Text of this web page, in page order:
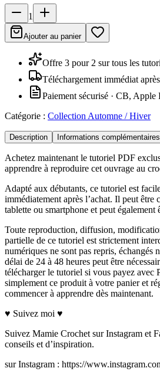
1
Ajouter au panier
Offre 3 pour 2 sur tous les
Téléchargement immédiat
Paiement sécurisé · CB, Apple
Catégorie : Collection Automne / Hiver
Description Informations complémentaires
Achetez maintenant le tutoriel PDF
apprendre à reproduire cet ouvrage au
Adapté aux débutants, ce tutoriel est
immédiatement après l’achat. Il peut être
tablette ou smartphone et peut également
Toute reproduction, diffusion,
partielle de ce tutoriel est strictement
numériques ne sont pas repris, échangés
délai de 24 à 48 heures peut être
télécharger le tutoriel si vous payez avec
simplement ce produit à votre panier et
commencer à apprendre dès maintenant.
♥ Suivez moi ♥
Suivez Mamie Crochet sur Instagram et
conseils et d’inspiration.
sur Instagram : https://